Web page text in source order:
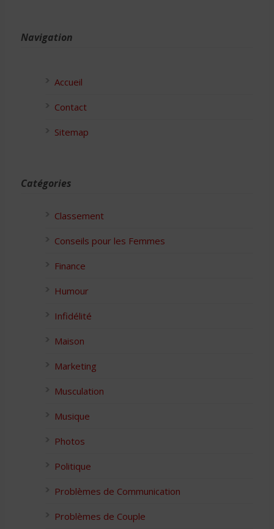
Navigation
Accueil
Contact
Sitemap
Catégories
Classement
Conseils pour les Femmes
Finance
Humour
Infidélité
Maison
Marketing
Musculation
Musique
Photos
Politique
Problèmes de Communication
Problèmes de Couple